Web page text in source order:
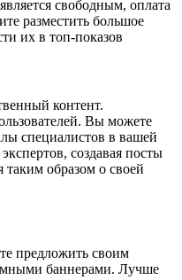
свободным, оплата
разместить большое
их в топ-показов
контент.
Вы можете
специалистов в вашей
создавая посты
таким образом о своей
предложить своим
баннерами. Лучше